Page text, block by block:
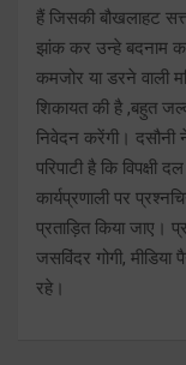
हैं जिसकी बौखलाहट
झांक कर उन्हे बदनाम
कमजोर या डरने वाली
शिकायत की है ,बहुत
निवेदन करेंगी।
परिपाटी है कि
कार्यप्रणाली पर
प्रताड़ित किया जाए।
जसविंदर गोगी,
रहे।